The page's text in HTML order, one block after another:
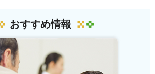
おすすめ情報